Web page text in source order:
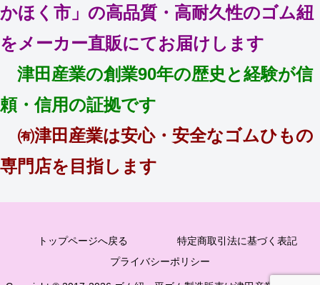
かほく市」の高品質・高耐久性のゴム紐
をメーカー直販にてお届けします
津田産業の創業90年の歴史と経験が信
頼・信用の証拠です
㈲津田産業は安心・安全なゴムひもの
専門店を目指します
トップページへ戻る
特定商取引法に基づく表記
プライバシーポリシー